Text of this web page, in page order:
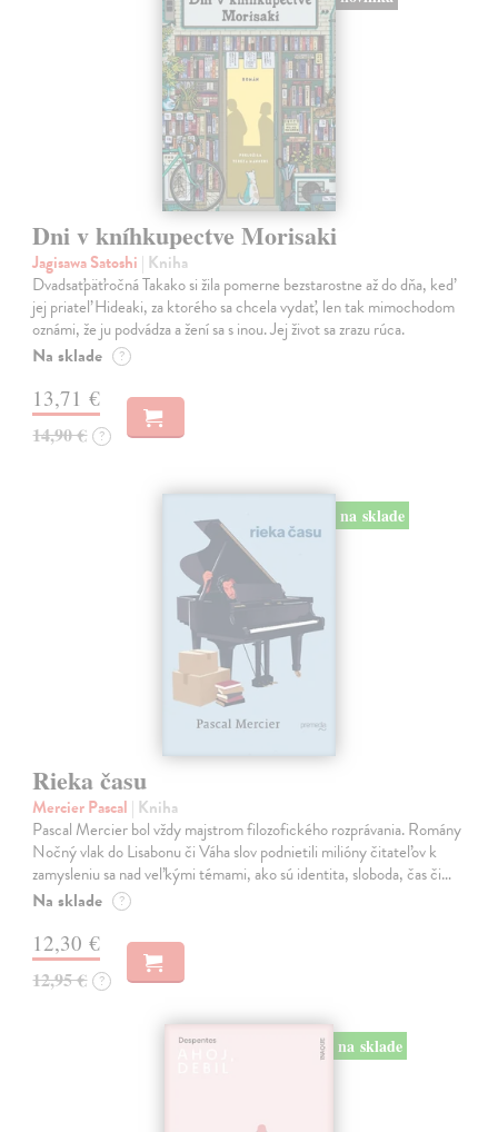
Dni v kníhkupectve Morisaki
Jagisawa Satoshi | Kniha
Dvadsaťpäťročná Takako si žila pomerne bezstarostne až do dňa, keď
jej priateľ Hideaki, za ktorého sa chcela vydať, len tak mimochodom
oznámi, že ju podvádza a žení sa s inou. Jej život sa zrazu rúca.
Na sklade ?
13,71 €
14,90 € ?
na sklade
Rieka času
Mercier Pascal | Kniha
Pascal Mercier bol vždy majstrom filozofického rozprávania. Romány
Nočný vlak do Lisabonu či Váha slov podnietili milióny čitateľov k
zamysleniu sa nad veľkými témami, ako sú identita, sloboda, čas či…
Na sklade ?
12,30 €
12,95 € ?
na sklade